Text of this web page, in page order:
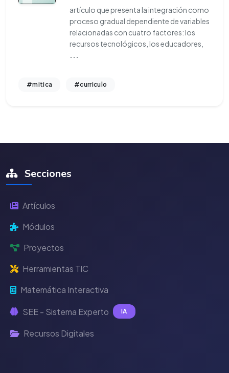
artículo que presenta la integración como
proceso gradual dependiente de variables
relacionadas con cuatro factores: los
recursos tecnológicos, los educadores,
...
#mitica #curriculo
Secciones
Artículos
Módulos
Proyectos
Herramientas TIC
Matemática Interactiva
SEE - Sistema Experto IA
Recursos Digitales